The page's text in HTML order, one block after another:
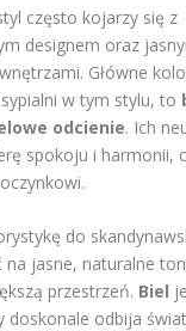
często kojarzy się z
designem oraz
Główne
w tym stylu, to
odcienie. Ich
spokoju i harmonii,
do
jasne, naturalne
przestrzeń. Biel
doskonale odbija